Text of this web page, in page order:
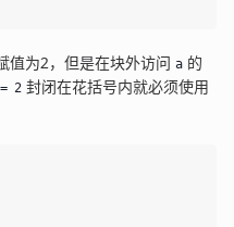
值为2，但是在块外访问 a 的
2 封闭在花括号内就必须使用